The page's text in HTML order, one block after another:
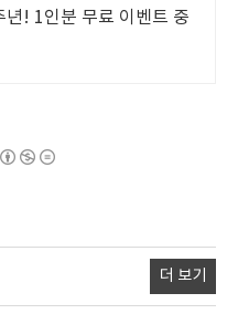
년! 1인분 무료 이벤트 중
더 보기